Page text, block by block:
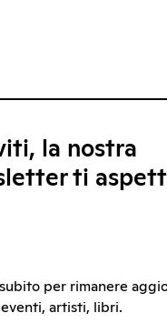
la nostra
ti
per rimanere
artisti, libri.